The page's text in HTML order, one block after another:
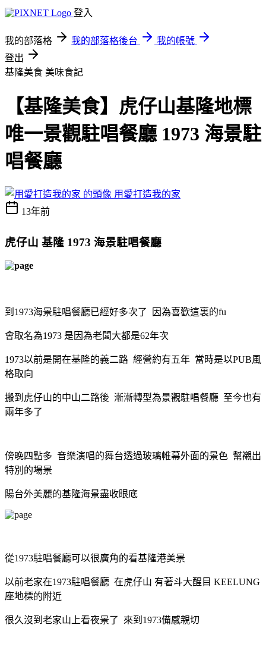
登入
我的部落格 我的部落格後台
我的帳號
登出
基隆美食 美味食記
【基隆美食】虎仔山基隆地標
唯一景觀駐唱餐廳 1973 海景駐
唱餐廳
用愛打造我的家
13年前
虎仔山 基隆 1973 海景駐唱餐廳
到1973海景駐唱餐廳已經好多次了 因為喜歡這裏的fu
會取名為1973 是因為老闆大都是62年次
1973以前是開在基隆的義二路 經營約有五年 當時是以PUB風
格取向
搬到虎仔山的中山二路後 漸漸轉型為景觀駐唱餐廳 至今也有
兩年多了
傍晚四點多 音樂演唱的舞台透過玻璃帷幕外面的景色 幫襯出
特別的場景
陽台外美麗的基隆海景盡收眼底
從1973駐唱餐廳可以很廣角的看基隆港美景
以前老家在1973駐唱餐廳 在虎仔山 有著斗大醒目 KEELUNG
座地標的 附近
很久沒到老家山上看夜景了 來到1973備感親切